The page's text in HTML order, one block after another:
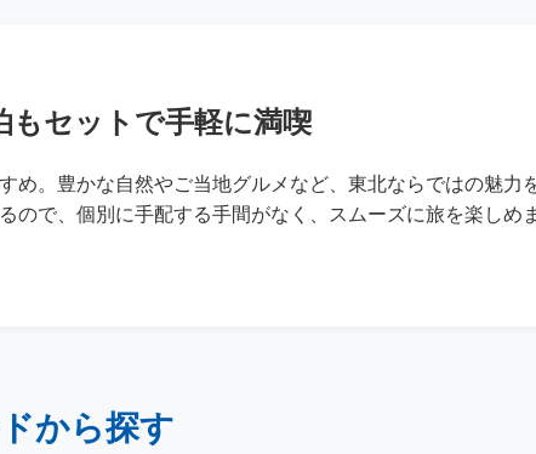
もセットで手軽に満喫
。豊かな自然やご当地グルメなど、東北ならではの魅力
で、個別に手配する手間がなく、スムーズに旅を楽しめま
から探す